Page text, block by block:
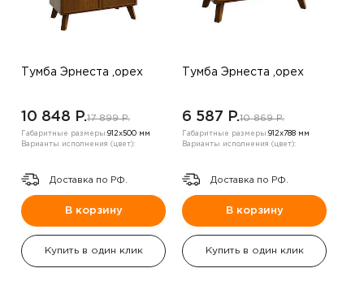
Тумба Эрнеста ,орех
10 848 P.17 899 P.
Габаритные размеры:912х500 мм
Варианты исполнения (цвет):
Доставка по РФ.
В корзину
Купить в один клик
Тумба Эрнеста ,орех
6 587 P.10 869 P.
Габаритные размеры:912х788 мм
Варианты исполнения (цвет):
Доставка по РФ.
В корзину
Купить в один клик